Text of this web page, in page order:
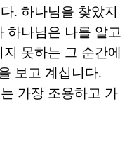
. 하나님을 찾았지
하나님은 나를 알고
못하는 그 순간에
보고 계십니다.
가장 조용하고 가